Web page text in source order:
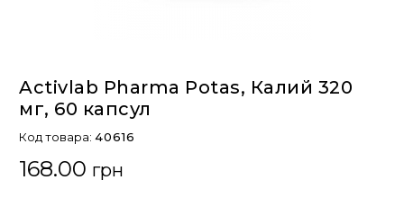
Activlab Pharma Potas, Калий 320
мг, 60 капсул
Код товара: 40616
168.00 грн